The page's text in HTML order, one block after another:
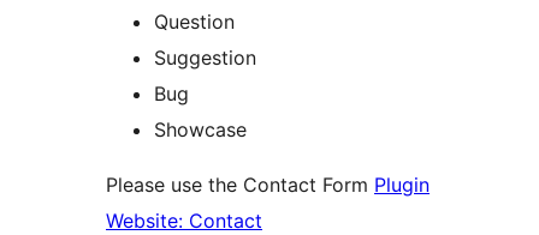
Question
Suggestion
Bug
Showcase
Please use the Contact Form Plugin
Website: Contact